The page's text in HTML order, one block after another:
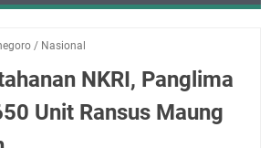
/ Nasional
NKRI, Panglima
Unit Ransus Maung